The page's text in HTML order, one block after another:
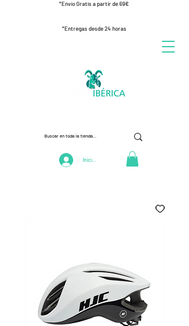
*Envío Gratis a partir de 69€
*Entregas desde 24 horas
Iniciar Sesión